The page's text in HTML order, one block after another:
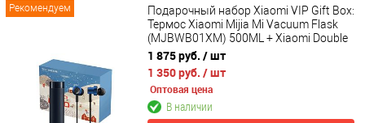
Рекомендуем
Подарочный набор Xiaomi VIP Gift Box:
Термос Xiaomi Mijia Mi Vacuum Flask
(MJBWB01XM) 500ML + Xiaomi Double
Dynamic Earphone SDQEJ06WM
1 875 руб. / шт
1 350 руб. / шт
Оптовая цена
В наличии